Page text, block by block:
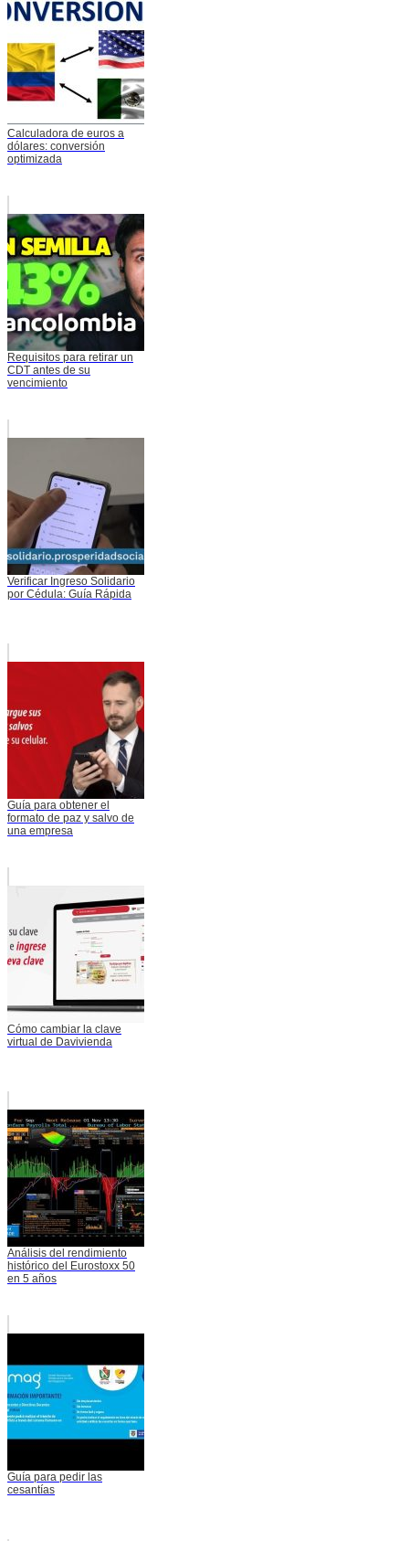
Calculadora de euros a
dólares: conversión
optimizada
Requisitos para retirar un
CDT antes de su
vencimiento
Verificar Ingreso Solidario
por Cédula: Guía Rápida
Guía para obtener el
formato de paz y salvo de
una empresa
Cómo cambiar la clave
virtual de Davivienda
Análisis del rendimiento
histórico del Eurostoxx 50
en 5 años
Guía para pedir las
cesantías